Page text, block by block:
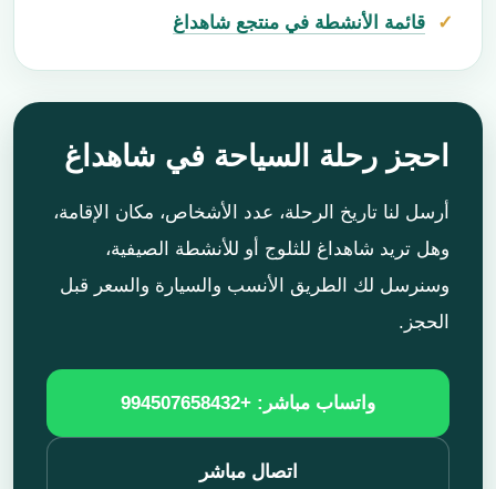
قائمة الأنشطة في منتجع شاهداغ
احجز رحلة السياحة في شاهداغ
أرسل لنا تاريخ الرحلة، عدد الأشخاص، مكان الإقامة،
وهل تريد شاهداغ للثلوج أو للأنشطة الصيفية،
وسنرسل لك الطريق الأنسب والسيارة والسعر قبل
الحجز.
واتساب مباشر: +994507658432
اتصال مباشر